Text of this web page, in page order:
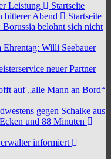
Leistung
Startseite
bitterer Abend
Startseite
belohnt sich nicht
Willi Seebauer
neuer Partner
auf „alle Mann an Bord“
gegen Schalke aus
und 88 Minuten
informiert